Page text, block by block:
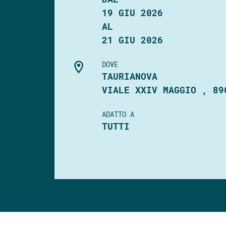
19 GIU 2026
AL
21 GIU 2026
DOVE
TAURIANOVA
VIALE XXIV MAGGIO ,
ADATTO A
TUTTI